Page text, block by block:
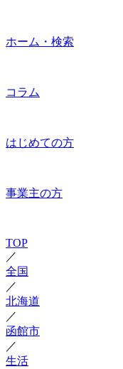
ホーム・検索
コラム
はじめての方
事業主の方
TOP
／
全国
／
北海道
／
函館市
／
生活